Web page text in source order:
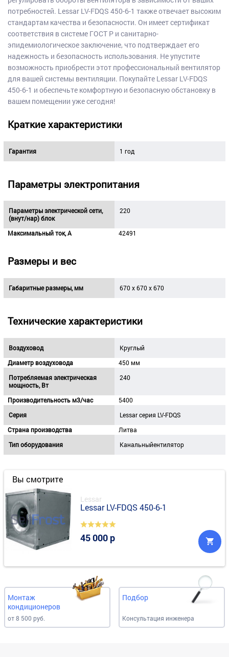
потребностей. Lessar LV-FDQS 450-6-1 также отвечает высоким
стандартам качества и безопасности. Он имеет сертификат
соответствия в системе ГОСТ Р и санитарно-
эпидемиологическое заключение, что подтверждает его
надежность и безопасность использования. Не упустите
возможность приобрести этот профессиональный вентилятор
для вашей системы вентиляции. Покупайте Lessar LV-FDQS
450-6-1 и обеспечьте комфортную и безопасную обстановку в
вашем помещении уже сегодня!
Краткие характеристики
Гарантия 1 год
Параметры электропитания
Параметры электрической сети,
(внут/нар) блок
220
Максимальный ток, А 42491
Размеры и вес
Габаритные размеры, мм 670 x 670 x 670
Технические характеристики
Воздуховод
Круглый
Диаметр воздуховода
450 мм
Потребляемая электрическая
мощность, Вт
240
Производительность м3/час
5400
Серия
Lessar серия LV-FDQS
Страна производства
Литва
Тип оборудования
Канальныйентилятор
Вы смотрите
Lessar
Lessar LV-FDQS 450-6-1
45 000 р
Монтаж
кондиционеров
от 8 500 руб.
Подбор
Консультация инженера